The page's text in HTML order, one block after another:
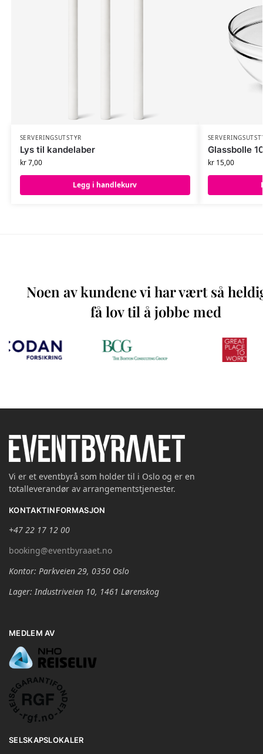
SERVERINGSUTSTYR
Lys til kandelaber
kr7,00
Legg i handlekurv
Glassbolle
kr15,00
Noen av kundene vi har vært så
få lov til å jobbe med
Vi er et eventbyrå som holder til i Oslo og er en
totalleverandør av arrangementstjenester.
KONTAKTINFORMASJON
+47 22 17 12 00
booking@eventbyraaet.no
Kontor: Parkveien 29, 0350 Oslo
Lager: Industriveien 10, 1461 Lørenskog
MEDLEM AV
SELSKAPSLOKALER